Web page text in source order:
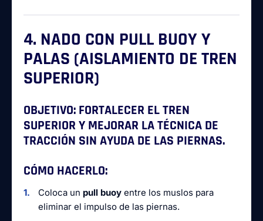
4. NADO CON PULL BUOY Y
PALAS (AISLAMIENTO DE TREN
SUPERIOR)
OBJETIVO: FORTALECER EL TREN
SUPERIOR Y MEJORAR LA TÉCNICA DE
TRACCIÓN SIN AYUDA DE LAS PIERNAS.
CÓMO HACERLO:
Coloca un pull buoy entre los muslos para
eliminar el impulso de las piernas.